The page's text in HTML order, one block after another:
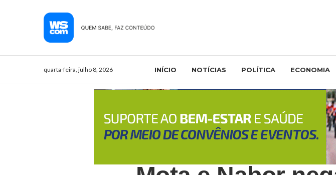
quarta-feira, julho 8, 2026 INÍCIO NOTÍCIAS POLÍTICA ECONOMIA